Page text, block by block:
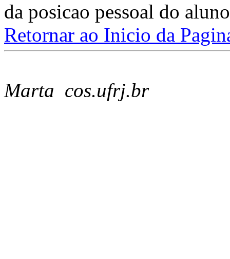
da posicao pessoal do
Retornar ao Inicio da
Marta cos.ufrj.br